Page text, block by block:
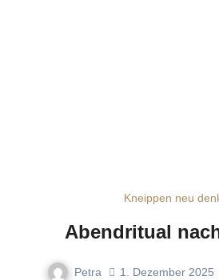
Kneippen neu
Abendritual
Petra 1. Dezember 2025